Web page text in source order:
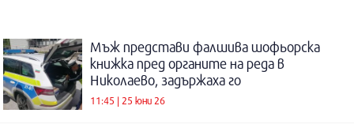
Мъж представи фалшива шофьорска
книжка пред органите на реда в
Николаево, задържаха го
11:45 | 25 юни 26